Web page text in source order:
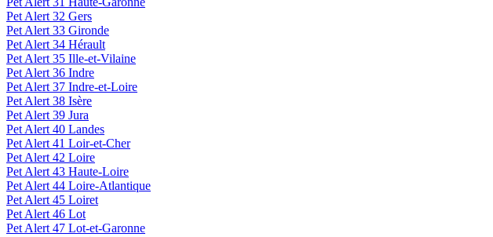
Pet Alert 32 Gers
Pet Alert 33 Gironde
Pet Alert 34 Hérault
Pet Alert 35 Ille-et-Vilaine
Pet Alert 36 Indre
Pet Alert 37 Indre-et-Loire
Pet Alert 38 Isère
Pet Alert 39 Jura
Pet Alert 40 Landes
Pet Alert 41 Loir-et-Cher
Pet Alert 42 Loire
Pet Alert 43 Haute-Loire
Pet Alert 44 Loire-Atlantique
Pet Alert 45 Loiret
Pet Alert 46 Lot
Pet Alert 47 Lot-et-Garonne